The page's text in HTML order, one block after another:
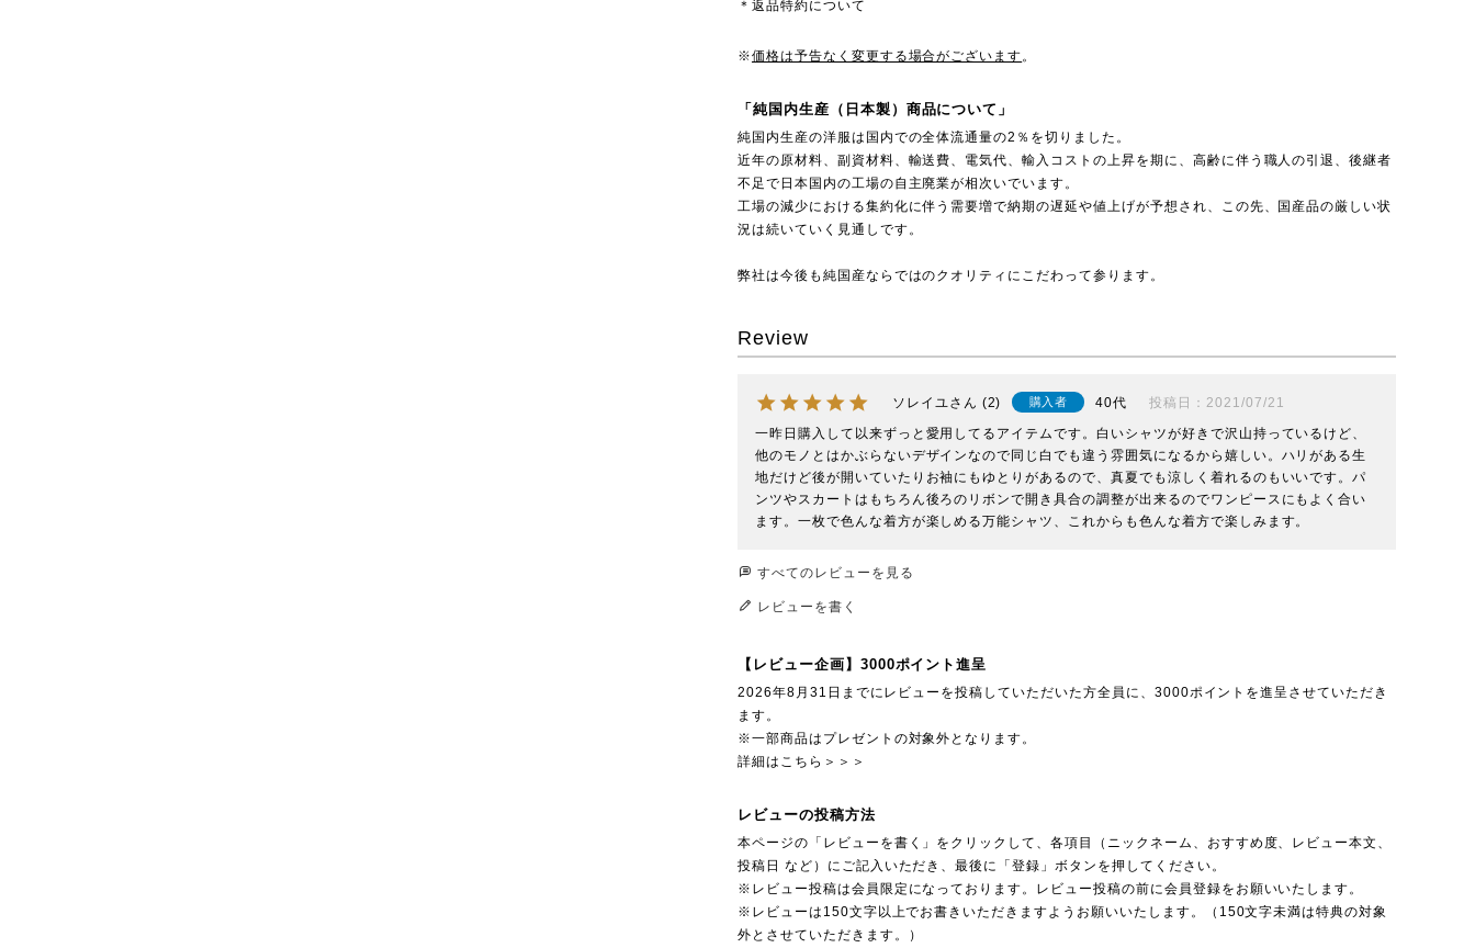
＊返品特約について
※価格は予告なく変更する場合がございます 。
「純国内生産（日本製）商品について」
純国内生産の洋服は国内での全体流通量の2％を切りました。
近年の原材料、副資材料、輸送費、電気代、輸入コストの上昇を期に、高齢に伴う職人の引退、後継者
不足で日本国内の工場の自主廃業が相次いでいます。
工場の減少における集約化に伴う需要増で納期の遅延や値上げが予想され、この先、国産品の厳しい状
況は続いていく見通しです。
弊社は今後も純国産ならではのクオリティにこだわって参ります。
Review
ソレイユ 2 購入者 40代 投稿日
2021/07/21
一昨日購入して以来ずっと愛用してるアイテムです。白いシャツが好きで沢山持っているけど、
他のモノとはかぶらないデザインなので同じ白でも違う雰囲気になるから嬉しい。ハリがある生
地だけど後が開いていたりお袖にもゆとりがあるので、真夏でも涼しく着れるのもいいです。パ
ンツやスカートはもちろん後ろのリボンで開き具合の調整が出来るのでワンピースにもよく合い
ます。一枚で色んな着方が楽しめる万能シャツ、これからも色んな着方で楽しみます。
すべてのレビューを見る
レビューを書く
【レビュー企画】3000ポイント進呈
2026年8月31日までにレビューを投稿していただいた方全員に、3000ポイントを進呈させていただき
ます。
※一部商品はプレゼントの対象外となります。
詳細はこちら＞＞＞
レビューの投稿方法
本ページの「レビューを書く」をクリックして、各項目（ニックネーム、おすすめ度、レビュー本文、
投稿日 など）にご記入いただき、最後に「登録」ボタンを押してください。
※レビュー投稿は会員限定になっております。レビュー投稿の前に会員登録をお願いいたします。
※レビューは150文字以上でお書きいただきますようお願いいたします。（150文字未満は特典の対象
外とさせていただきます。）